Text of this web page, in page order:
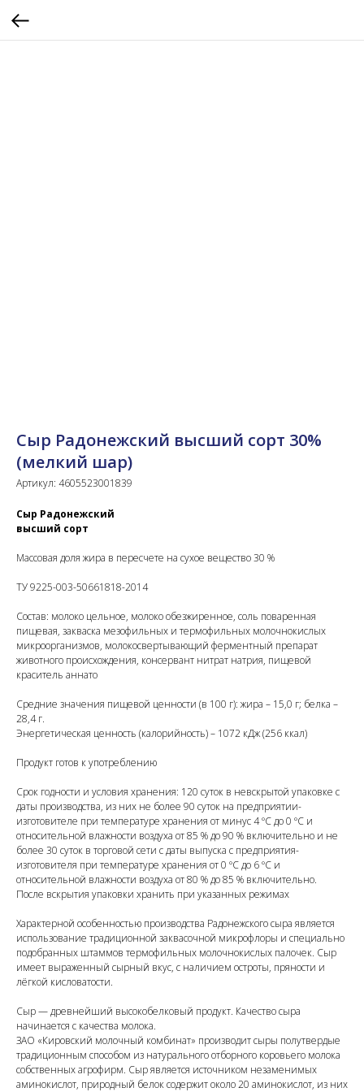
Сыр Радонежский высший сорт 30%
(мелкий шар)
Артикул: 4605523001839
Сыр Радонежский
высший сорт
Массовая доля жира в пересчете на сухое вещество 30 %
ТУ 9225-003-50661818-2014
Состав: молоко цельное, молоко обезжиренное, соль поваренная
пищевая, закваска мезофильных и термофильных молочнокислых
микроорганизмов, молокосвертывающий ферментный препарат
животного происхождения, консервант нитрат натрия, пищевой
краситель аннато
Средние значения пищевой ценности (в 100 г): жира – 15,0 г; белка –
28,4 г.
Энергетическая ценность (калорийность) – 1072 кДж (256 ккал)
Продукт готов к употреблению
Срок годности и условия хранения: 120 суток в невскрытой упаковке с
даты производства, из них не более 90 суток на предприятии-
изготовителе при температуре хранения от минус 4 ºС до 0 ºС и
относительной влажности воздуха от 85 % до 90 % включительно и не
более 30 суток в торговой сети с даты выпуска с предприятия-
изготовителя при температуре хранения от 0 ºС до 6 ºС и
относительной влажности воздуха от 80 % до 85 % включительно.
После вскрытия упаковки хранить при указанных режимах
Характерной особенностью производства Радонежского сыра является
использование традиционной заквасочной микрофлоры и специально
подобранных штаммов термофильных молочнокислых палочек. Сыр
имеет выраженный сырный вкус, с наличием остроты, пряности и
лёгкой кисловатости.
Сыр — древнейший высокобелковый продукт. Качество сыра
начинается с качества молока.
ЗАО «Кировский молочный комбинат» производит сыры полутвердые
традиционным способом из натурального отборного коровьего молока
собственных агрофирм. Сыр является источником незаменимых
аминокислот, природный белок содержит около 20 аминокислот, из них